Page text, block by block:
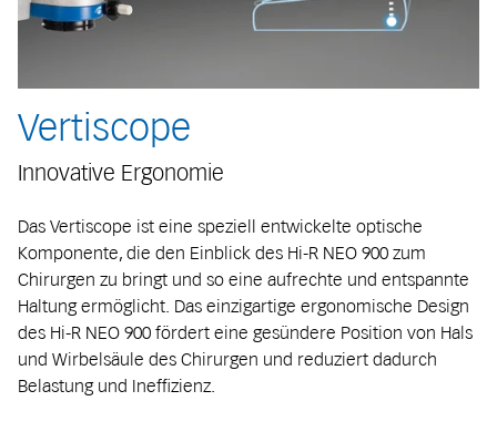
Vertiscope
Innovative Ergonomie
Das Vertiscope ist eine speziell entwickelte optische
Komponente, die den Einblick des Hi-R NEO 900 zum
Chirurgen zu bringt und so eine aufrechte und entspannte
Haltung ermöglicht. Das einzigartige ergonomische Design
des Hi-R NEO 900 fördert eine gesündere Position von Hals
und Wirbelsäule des Chirurgen und reduziert dadurch
Belastung und Ineffizienz.